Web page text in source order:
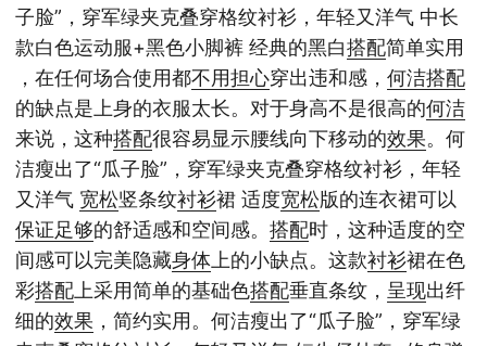
子脸”，穿军绿夹克叠穿格纹衬衫，年轻又洋气 中长
款白色运动服+黑色小脚裤 经典的黑白搭配简单实用
，在任何场合使用都不用担心穿出违和感， 何洁搭配
的缺点是上身的衣服太长。对于身高不是很高的何洁
来说，这种搭配很容易显示腰线向下移动的效果。何
洁瘦出了“瓜子脸”，穿军绿夹克叠穿格纹衬衫，年轻
又洋气 宽松竖条纹衬衫裙 适度宽松版的连衣裙可以
保证足够的舒适感和空间感。 搭配时，这种适度的空
间感可以完美隐藏身体上的小缺点。这款衬衫裙在色
彩搭配上采用简单的基础色搭配垂直条纹， 呈现出纤
细的效果 ，简约实用。何洁瘦出了“瓜子脸”，穿军绿